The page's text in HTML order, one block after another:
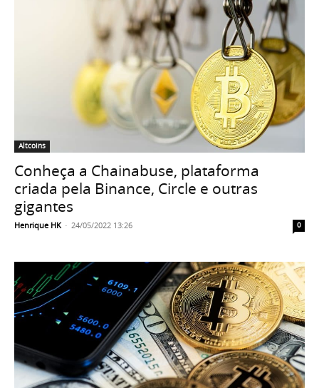
Altcoins
Conheça a Chainabuse, plataforma
criada pela Binance, Circle e outras
gigantes
Henrique HK - 24/05/2022 13:26 0